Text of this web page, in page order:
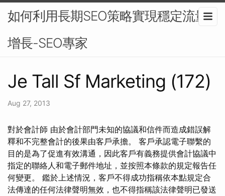
如何利用長期SEO策略實現穩定流量
增長-SEO專家
Je Tall Sf Marketing (172)
Aug 27, 2013
對於會計師 由於會計部門未知的協議和信件而造成錯誤解
釋和不完整會計的後果由客戶承擔。 客戶承認電子聯繫的
目的是為了促進有效溝通，因此客戶有義務提供會計協議中
指定的聯絡人和電子郵件地址，並按照本條款的規定報告任
何變更。 鑑於上述情況，客戶不得成功指稱依本點規定合
法傳達的任何法律聲明無效，也不得指稱該法律聲明已發送